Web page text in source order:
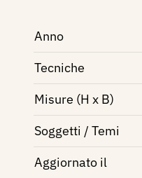
Anno
Tecniche
Misure (H x B)
Soggetti / Temi
Aggiornato il